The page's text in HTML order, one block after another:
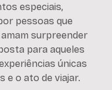
especiais,
pessoas que
surpreender
para aqueles
únicas
e o ato de viajar.